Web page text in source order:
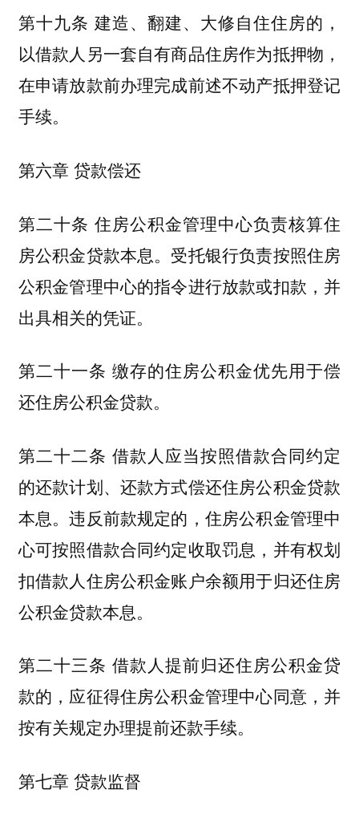
第十九条 建造、翻建、大修自住住房的，
以借款人另一套自有商品住房作为抵押物，
在申请放款前办理完成前述不动产抵押登记
手续。
第六章 贷款偿还
第二十条 住房公积金管理中心负责核算住
房公积金贷款本息。受托银行负责按照住房
公积金管理中心的指令进行放款或扣款，并
出具相关的凭证。
第二十一条 缴存的住房公积金优先用于偿
还住房公积金贷款。
第二十二条 借款人应当按照借款合同约定
的还款计划、还款方式偿还住房公积金贷款
本息。违反前款规定的，住房公积金管理中
心可按照借款合同约定收取罚息，并有权划
扣借款人住房公积金账户余额用于归还住房
公积金贷款本息。
第二十三条 借款人提前归还住房公积金贷
款的，应征得住房公积金管理中心同意，并
按有关规定办理提前还款手续。
第七章 贷款监督